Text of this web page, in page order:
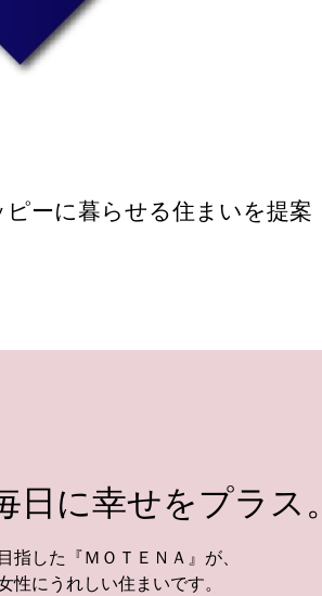
ーに暮らせる住まいを提案
に幸せをプラス。
指した『ＭＯＴＥＮＡ』が、
性にうれしい住まいです。